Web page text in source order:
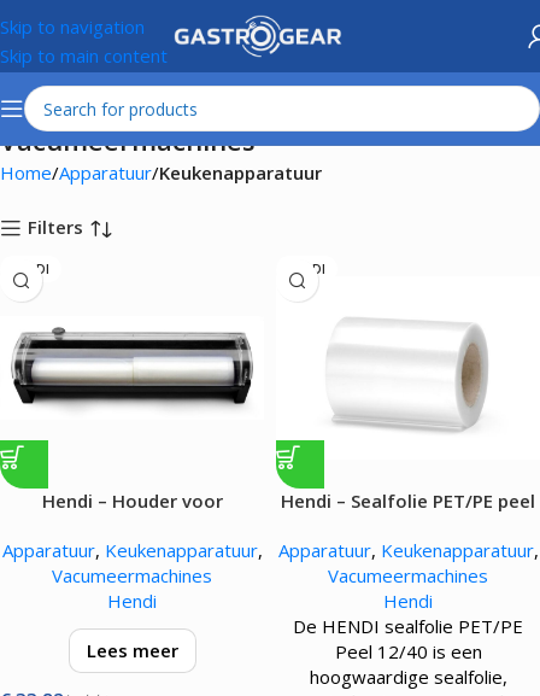
Skip to navigation
Skip to main content
Vacumeermachines
Home Apparatuur Keukenapparatuur
Filters
HENDI
Hendi – Houder voor
975374 vacuüm
verpakkingsmachine Kitchen
Line
Apparatuur, Keukenapparatuur,
Vacumeermachines
Hendi
Lees meer
HENDI
Hendi – Sealfolie PET/PE peel
Apparatuur, Keukenapparatuur,
Vacumeermachines
Hendi
De HENDI sealfolie PET/PE
Peel 12/40 is een
hoogwaardige sealfolie,